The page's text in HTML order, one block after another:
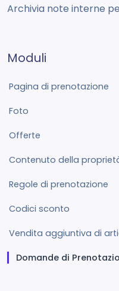
Archivia note interne
Moduli
Pagina di prenotazione
Foto
Offerte
Contenuto della
Regole di prenotazione
Codici sconto
Vendita aggiuntiva di
Domande di